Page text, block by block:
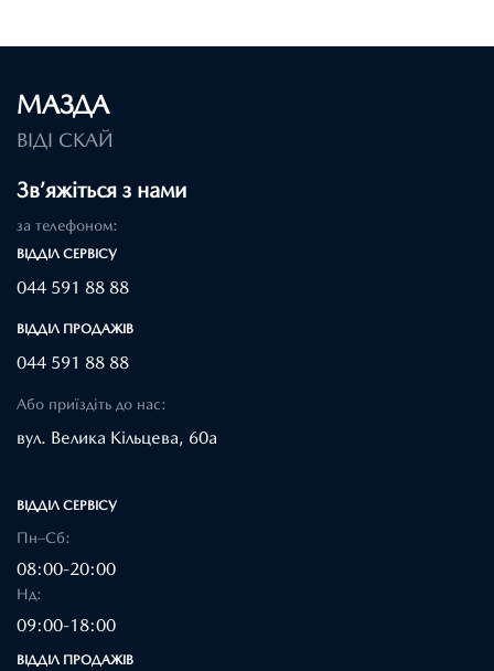
МАЗДА
ВІДІ СКАЙ
Зв’яжіться з нами
за телефоном:
ВІДДІЛ CЕРВІСУ
044 591 88 88
ВІДДІЛ ПРОДАЖІВ
044 591 88 88
Або приїздіть до нас:
вул. Велика Кільцева, 60а
ВІДДІЛ CЕРВІСУ
Пн–Сб:
08:00-20:00
Нд:
09:00-18:00
ВІДДІЛ ПРОДАЖІВ